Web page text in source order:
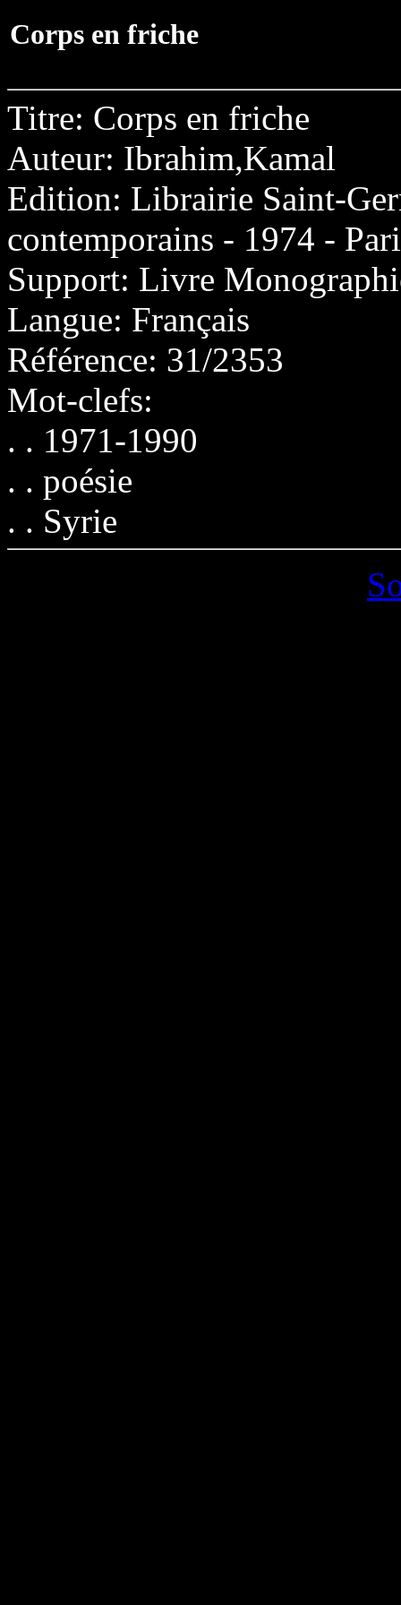
Corps en friche
Titre: Corps en friche
Auteur: Ibrahim,Kamal
Edition: Librairie Saint-
contemporains - 1974 -
Support: Livre
Langue: Français
Référence: 31/2353
Mot-clefs:
. . 1971-1990
. . poésie
. . Syrie